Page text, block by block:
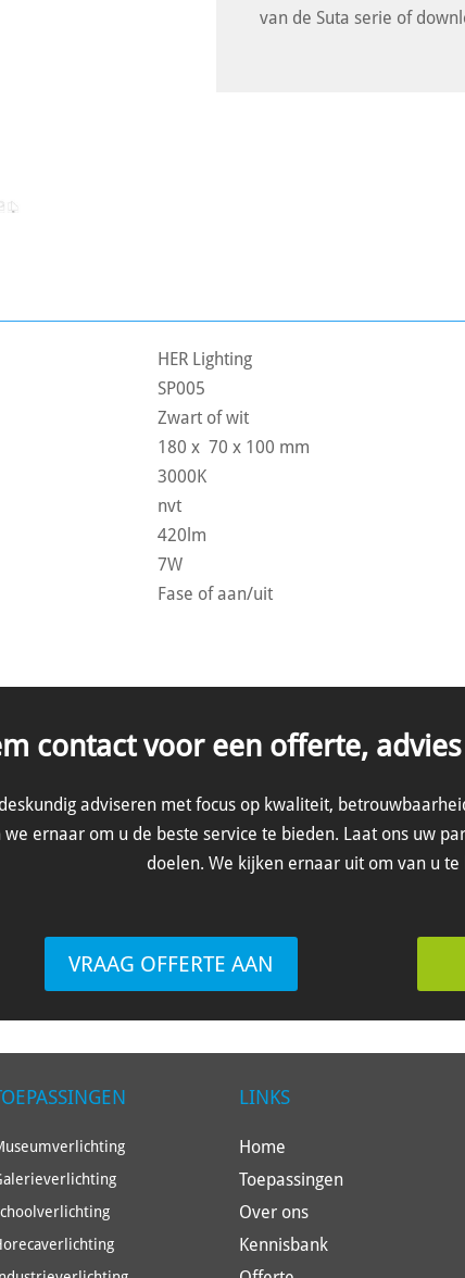
van de Suta serie of
HER Lighting
SP005
Zwart of wit
180 x 70 x 100 mm
3000K
nvt
420lm
7W
Fase of aan/uit
contact voor een offerte,
adviseren met focus op kwaliteit,
we ernaar om u de beste service te bieden. Laat ons uw
doelen. We kijken ernaar uit om van u te
VRAAG OFFERTE AAN
LINKS
Home
Toepassingen
Over ons
Kennisbank